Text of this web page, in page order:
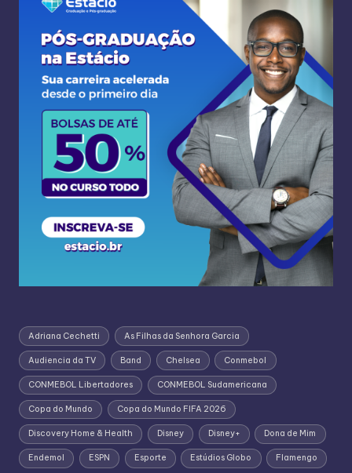
Adriana Cechetti As Filhas da Senhora Garcia
Audiencia da TV Band Chelsea Conmebol
CONMEBOL Libertadores CONMEBOL Sudamericana
Copa do Mundo Copa do Mundo FIFA 2026
Discovery Home & Health Disney Disney+ Dona de Mim
Endemol ESPN Esporte Estúdios Globo Flamengo